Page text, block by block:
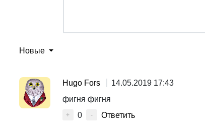
Новые
Hugo Fors
14.05.2019 17:43
фигня фигня
+ 0 - Ответить